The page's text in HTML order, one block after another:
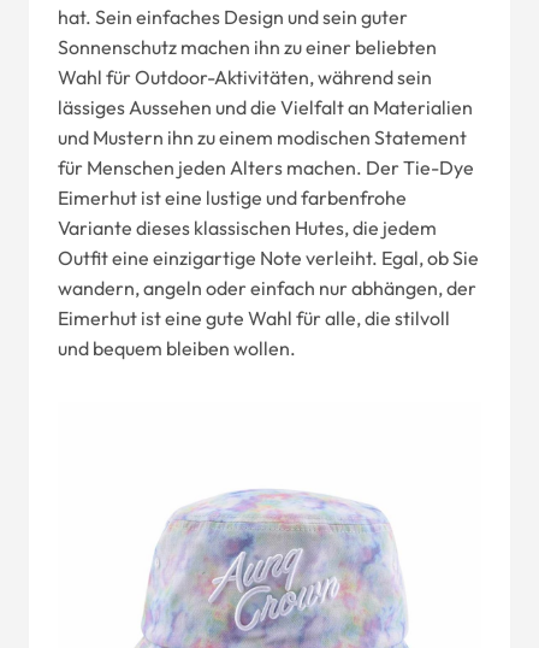
hat. Sein einfaches Design und sein guter
Sonnenschutz machen ihn zu einer beliebten
Wahl für Outdoor-Aktivitäten, während sein
lässiges Aussehen und die Vielfalt an Materialien
und Mustern ihn zu einem modischen Statement
für Menschen jeden Alters machen. Der Tie-Dye
Eimerhut ist eine lustige und farbenfrohe
Variante dieses klassischen Hutes, die jedem
Outfit eine einzigartige Note verleiht. Egal, ob Sie
wandern, angeln oder einfach nur abhängen, der
Eimerhut ist eine gute Wahl für alle, die stilvoll
und bequem bleiben wollen.